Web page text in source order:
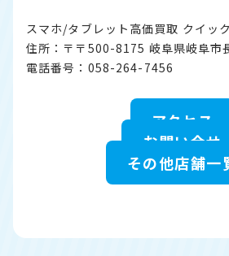
スマホ/タブレット高価買取 クイッ
住所：〒〒500-8175 岐阜県岐阜市
電話番号：058-264-7456
アクセス
お問い合せ
その他店舗一